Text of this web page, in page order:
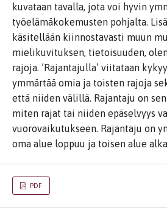
kuvataan tavalla, jota voi hyvin
työelämäkokemusten pohjalta.
käsitellään kiinnostavasti muun
mielikuvituksen, tietoisuuden,
rajoja. ’Rajantajulla’ viitataan
ymmärtää omia ja toisten rajoja
että niiden välillä. Rajantaju on
miten rajat tai niiden epäselvyys
vuorovaikutukseen. Rajantaju on
oma alue loppuu ja toisen alue
PDF